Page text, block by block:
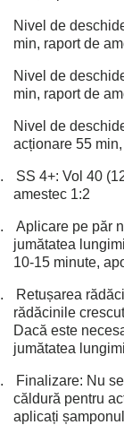
Nivel de
min, raport de
Nivel de
min, raport de
Nivel de
acționare 55
SS 4+: Vol 40
amestec 1:2
Aplicare pe păr
jumătatea
10-15 minute,
Retușarea
rădăcinile
Dacă este
jumătatea
Finalizare: Nu
căldură pentru
aplicați